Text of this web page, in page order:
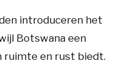
introduceren het
Botswana een
ruimte en rust biedt.